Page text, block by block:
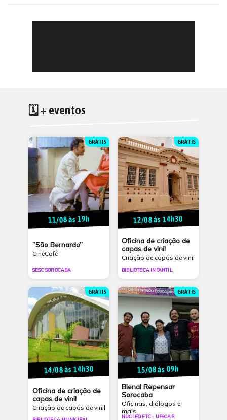
🗓 + eventos
GRÁTIS
11/08 às 19h
”São Bernardo”
CineCafé
SESC SOROCABA
GRÁTIS
12/08 às 14h30
Oficina de criação de
capas de vinil
Criação de capas de vinil
BIBLIOTECA INFANTIL
GRÁTIS
14/08 às 14h30
Oficina de criação de
capas de vinil
Criação de capas de vinil
GRÁTIS
15/08 às 09h
Bienal Repensar
Sorocaba
Oficinas, diálogos e
mais
NÚCLEO ETC - UFSCAR